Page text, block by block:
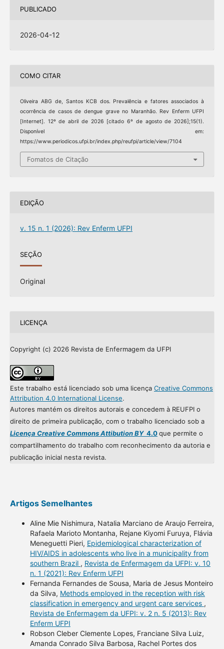
PUBLICADO
2026-04-12
COMO CITAR
Oliveira ABG de, Santos KCB dos. Prevalência e fatores associados à
ocorrência de casos de dengue grave no Maranhão. Rev Enferm UFPI
[Internet]. 12º de abril de 2026 [citado 6º de agosto de 2026];15(1).
Disponível em:
https://www.periodicos.ufpi.br/index.php/reufpi/article/view/7104
Fomatos de Citação
EDIÇÃO
v. 15 n. 1 (2026): Rev Enferm UFPI
SEÇÃO
Original
LICENÇA
Copyright (c) 2026 Revista de Enfermagem da UFPI
Este trabalho está licenciado sob uma licença Creative Commons
Attribution 4.0 International License.
Autores mantém os direitos autorais e concedem à REUFPI o
direito de primeira publicação, com o trabalho licenciado sob a
Licença Creative Commons Attibution BY4.0que permite o
compartilhamento do trabalho com reconhecimento da autoria e
publicação inicial nesta revista.
Artigos Semelhantes
Aline Mie Nishimura, Natalia Marciano de Araujo Ferreira,
Rafaela Marioto Montanha, Rejane Kiyomi Furuya, Flávia
Meneguetti Pieri, Epidemiological characterization of
HIV/AIDS in adolescents who live in a municipality from
southern Brazil , Revista de Enfermagem da UFPI: v. 10
n. 1 (2021): Rev Enferm UFPI
Fernanda Fernandes de Sousa, Maria de Jesus Monteiro
da Silva, Methods employed in the reception with risk
classification in emergency and urgent care services ,
Revista de Enfermagem da UFPI: v. 2 n. 5 (2013): Rev
Enferm UFPI
Robson Cleber Clemente Lopes, Franciane Silva Luiz,
Amanda Conrado Silva Barbosa, Rachel Portes dos